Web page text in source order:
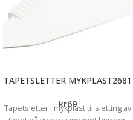
TAPETSLETTER MYKPLAST2681
kr69
Tapetsletter i mykplast til sletting av